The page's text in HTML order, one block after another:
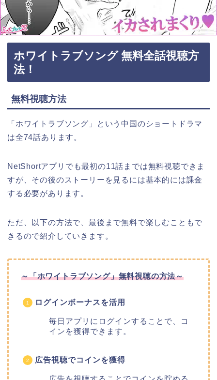
ホワイトラブソング 無料全話視聴方
法！
無料視聴方法
「ホワイトラブソング」という中国のショートドラマ
は全74話あります。
NetShortアプリでも最初の11話までは無料視聴できま
すが、その後のストーリーを見るには基本的には課金
する必要があります。
ただ、以下の方法で、最後まで無料で楽しむこともで
きるので紹介していきます。
～「ホワイトラブソング」無料視聴の方法～
ログインボーナスを活用
毎日アプリにログインすることで、コ
インを獲得できます。
広告視聴でコインを獲得